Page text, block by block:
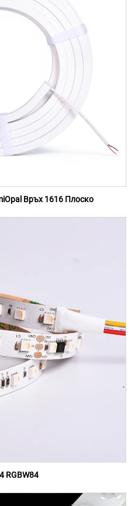
Връх 1616 Плоско
RGBW84